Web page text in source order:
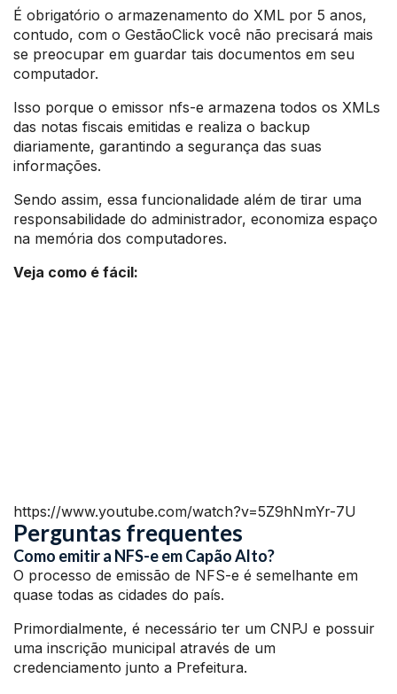
É obrigatório o armazenamento do XML por 5 anos,
contudo, com o GestãoClick você não precisará mais
se preocupar em guardar tais documentos em seu
computador.
Isso porque o emissor nfs-e armazena todos os XMLs
das notas fiscais emitidas e realiza o backup
diariamente, garantindo a segurança das suas
informações.
Sendo assim, essa funcionalidade além de tirar uma
responsabilidade do administrador, economiza espaço
na memória dos computadores.
Veja como é fácil:
https://www.youtube.com/watch?v=5Z9hNmYr-7U
Perguntas frequentes
Como emitir a NFS-e em Capão Alto?
O processo de emissão de NFS-e é semelhante em
quase todas as cidades do país.
Primordialmente, é necessário ter um CNPJ e possuir
uma inscrição municipal através de um
credenciamento junto a Prefeitura.